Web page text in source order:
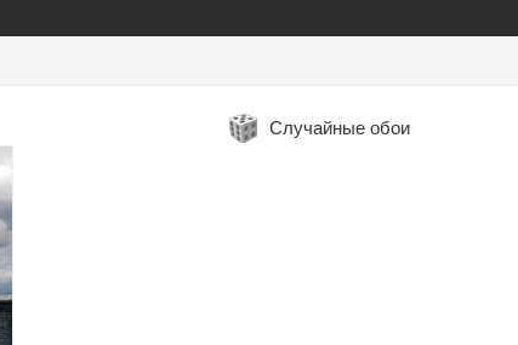
Случайные обои